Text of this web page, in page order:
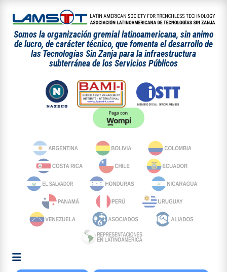
Somos la organización gremial latinoamericana, sin animo
de lucro, de carácter técnico, que fomenta el desarrollo de
las Tecnologías Sin Zanja para la infraestructura
subterránea de los Servicios Públicos